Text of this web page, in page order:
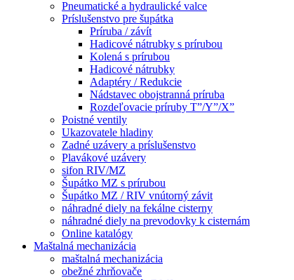
Pneumatické a hydraulické valce
Príslušenstvo pre šupátka
Príruba / závít
Hadicové nátrubky s prírubou
Kolená s prírubou
Hadicové nátrubky
Adaptéry / Redukcie
Nádstavec obojstranná príruba
Rozdeľovacie príruby T”/Y”/X”
Poistné ventily
Ukazovatele hladiny
Zadné uzávery a príslušenstvo
Plavákové uzávery
sifon RIV/MZ
Šupátko MZ s prírubou
Šupátko MZ / RIV vnútorný závit
náhradné diely na fekálne cisterny
náhradné diely na prevodovky k cisternám
Online katalógy
Maštalná mechanizácia
maštalná mechanizácia
obežné zhrňovače